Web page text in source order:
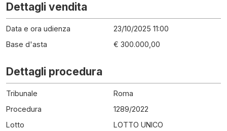
Dettagli vendita
Data e ora udienza
23/10/2025 11:00
Base d'asta
€ 300.000,00
Dettagli procedura
Tribunale
Roma
Procedura
1289/2022
Lotto
LOTTO UNICO